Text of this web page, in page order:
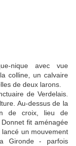
nique avec vue
colline, un calvaire
de deux larons.
de Verdelais.
Au-dessus de la
de croix, lieu de
fit aménagée
un mouvement
Gironde - parfois